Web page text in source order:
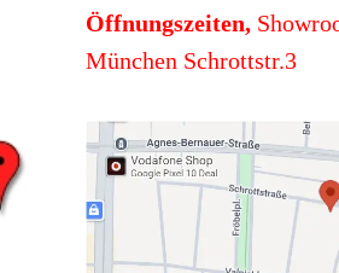
Öffnungszeiten,
München Schrottstr.3